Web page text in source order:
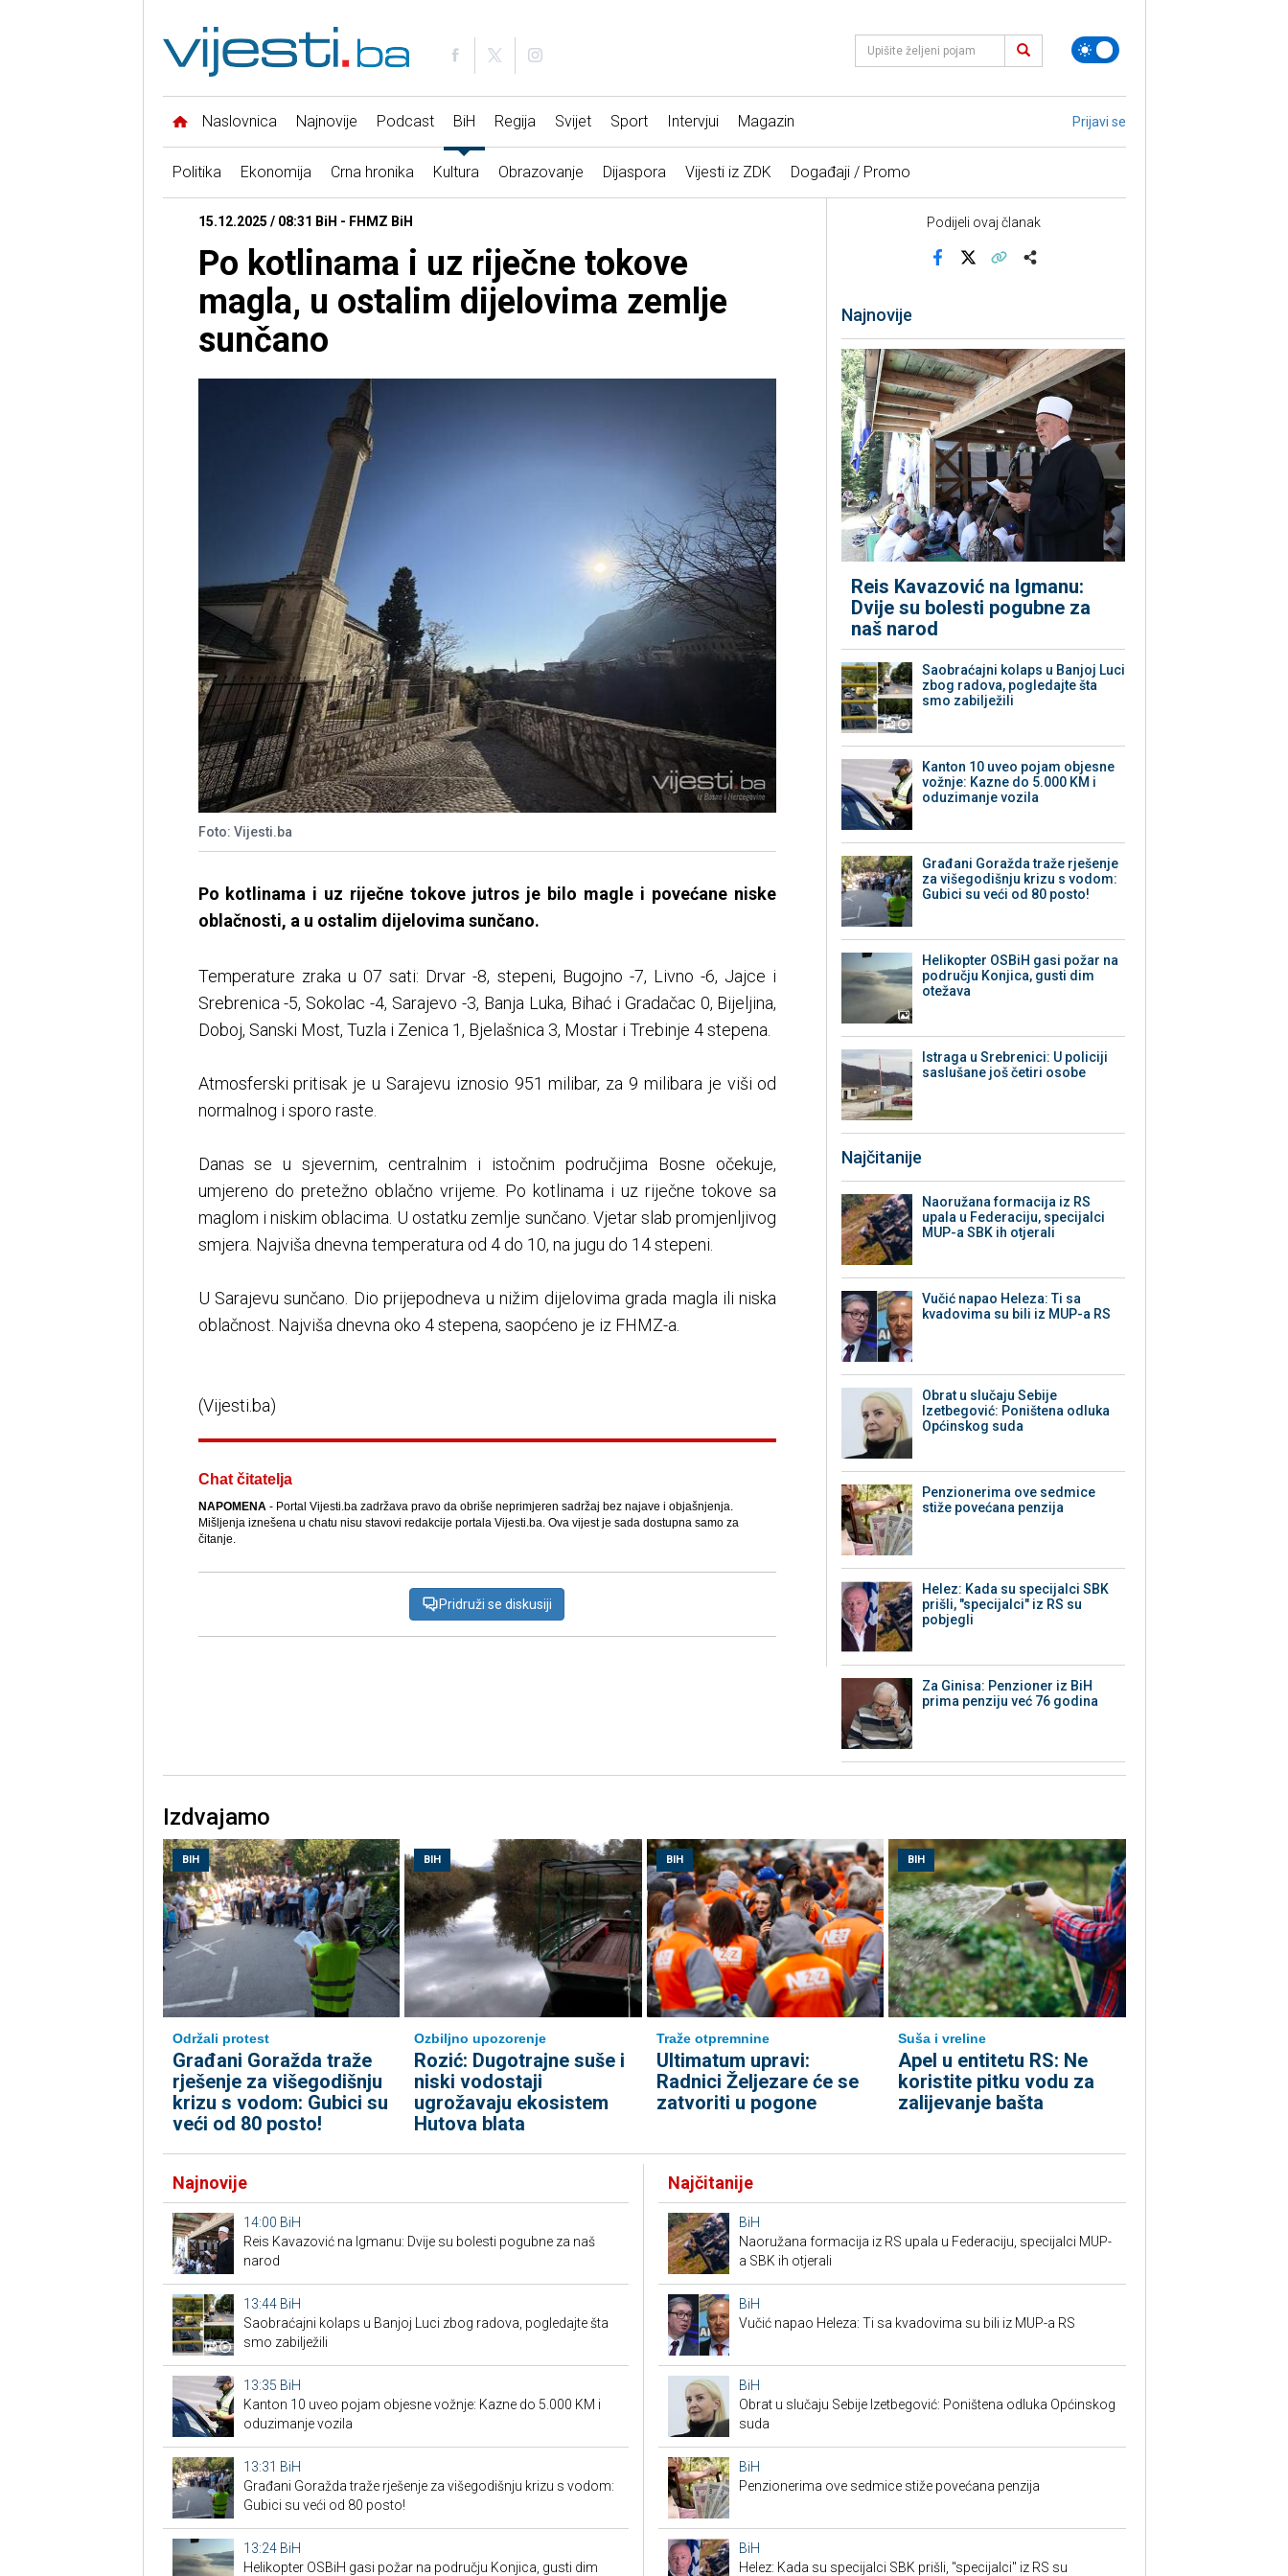
Naslovnica Najnovije Podcast BiH Regija Svijet Sport Intervjui Magazin Prijavi se
Politika Ekonomija Crna hronika Kultura Obrazovanje Dijaspora Vijesti iz ZDK Događaji / Promo
15.12.2025 / 08:31 BiH - FHMZ BiH
Po kotlinama i uz riječne tokove
magla, u ostalim dijelovima zemlje
sunčano
Foto: Vijesti.ba
Po kotlinama i uz riječne tokove jutros je bilo magle i povećane niske
oblačnosti, a u ostalim dijelovima sunčano.
Temperature zraka u 07 sati: Drvar -8, stepeni, Bugojno -7, Livno -6, Jajce i
Srebrenica -5, Sokolac -4, Sarajevo -3, Banja Luka, Bihać i Gradačac 0, Bijeljina,
Doboj, Sanski Most, Tuzla i Zenica 1, Bjelašnica 3, Mostar i Trebinje 4 stepena.
Atmosferski pritisak je u Sarajevu iznosio 951 milibar, za 9 milibara je viši od
normalnog i sporo raste.
Danas se u sjevernim, centralnim i istočnim područjima Bosne očekuje,
umjereno do pretežno oblačno vrijeme. Po kotlinama i uz riječne tokove sa
maglom i niskim oblacima. U ostatku zemlje sunčano. Vjetar slab promjenljivog
smjera. Najviša dnevna temperatura od 4 do 10, na jugu do 14 stepeni.
U Sarajevu sunčano. Dio prijepodneva u nižim dijelovima grada magla ili niska
oblačnost. Najviša dnevna oko 4 stepena, saopćeno je iz FHMZ-a.
(Vijesti.ba)
Chat čitatelja
NAPOMENA- Portal Vijesti.ba zadržava pravo da obriše neprimjeren sadržaj bez najave i objašnjenja.
Mišljenja iznešena u chatu nisu stavovi redakcije portala Vijesti.ba. Ova vijest je sada dostupna samo za
čitanje.
Pridruži se diskusiji
Podijeli ovaj članak
Najnovije
Reis Kavazović na Igmanu:
Dvije su bolesti pogubne za
naš narod
Saobraćajni kolaps u Banjoj Luci
zbog radova, pogledajte šta
smo zabilježili
Kanton 10 uveo pojam objesne
vožnje: Kazne do 5.000 KM i
oduzimanje vozila
Građani Goražda traže rješenje
za višegodišnju krizu s vodom:
Gubici su veći od 80 posto!
Helikopter OSBiH gasi požar na
području Konjica, gusti dim
otežava
Istraga u Srebrenici: U policiji
saslušane još četiri osobe
Najčitanije
Naoružana formacija iz RS
upala u Federaciju, specijalci
MUP-a SBK ih otjerali
Vučić napao Heleza: Ti sa
kvadovima su bili iz MUP-a RS
Obrat u slučaju Sebije
Izetbegović: Poništena odluka
Općinskog suda
Penzionerima ove sedmice
stiže povećana penzija
Helez: Kada su specijalci SBK
prišli, "specijalci" iz RS su
pobjegli
Za Ginisa: Penzioner iz BiH
prima penziju već 76 godina
Izdvajamo
BIH
Održali protest
Građani Goražda traže
rješenje za višegodišnju
krizu s vodom: Gubici su
veći od 80 posto!
BIH
Ozbiljno upozorenje
Rozić: Dugotrajne suše i
niski vodostaji
ugrožavaju ekosistem
Hutova blata
BIH
Traže otpremnine
Ultimatum upravi:
Radnici Željezare će se
zatvoriti u pogone
BIH
Suša i vreline
Apel u entitetu RS: Ne
koristite pitku vodu za
zalijevanje bašta
Najnovije
14:00 BiH
Reis Kavazović na Igmanu: Dvije su bolesti pogubne za naš
narod
13:44 BiH
Saobraćajni kolaps u Banjoj Luci zbog radova, pogledajte šta
smo zabilježili
13:35 BiH
Kanton 10 uveo pojam objesne vožnje: Kazne do 5.000 KM i
oduzimanje vozila
13:31 BiH
Građani Goražda traže rješenje za višegodišnju krizu s vodom:
Gubici su veći od 80 posto!
13:24 BiH
Helikopter OSBiH gasi požar na području Konjica, gusti dim
Najčitanije
BiH
Naoružana formacija iz RS upala u Federaciju, specijalci MUP-
a SBK ih otjerali
BiH
Vučić napao Heleza: Ti sa kvadovima su bili iz MUP-a RS
BiH
Obrat u slučaju Sebije Izetbegović: Poništena odluka Općinskog
suda
BiH
Penzionerima ove sedmice stiže povećana penzija
BiH
Helez: Kada su specijalci SBK prišli, "specijalci" iz RS su